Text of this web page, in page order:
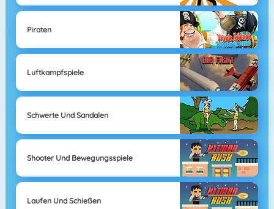
Piraten
Luftkampfspiele
Schwerte Und Sandalen
Shooter Und Bewegungsspiele
Laufen Und Schießen